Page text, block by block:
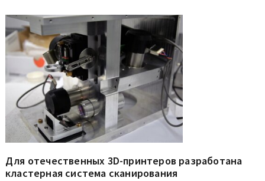
Для отечественных 3D-принтеров разработана
кластерная система сканирования